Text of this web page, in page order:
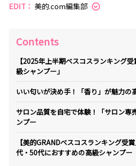
EDIT： 美的.com編集部
Contents
【2025年上半期ベスコスランキング
級シャンプー」
いい匂いが決め手！「香り」が魅力の
サロン品質を自宅で体験！「サロン専
ンプー
【美的GRANDベスコスランキング受
代・50代におすすめの高級シャンプー